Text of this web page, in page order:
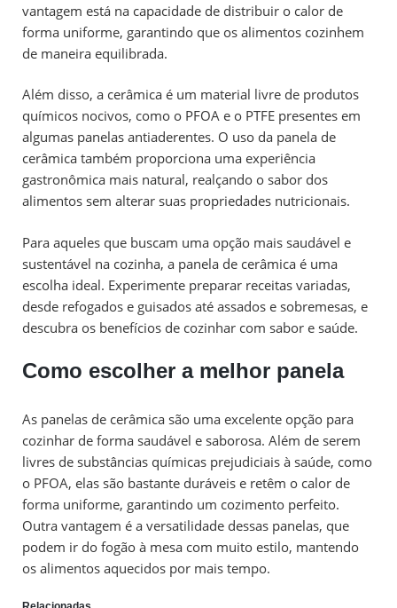
vantagem está na capacidade de distribuir o calor de
forma uniforme, garantindo que os alimentos cozinhem
de maneira equilibrada.
Além disso, a cerâmica é um material livre de produtos
químicos nocivos, como o PFOA e o PTFE presentes em
algumas panelas antiaderentes. O uso da panela de
cerâmica também proporciona uma experiência
gastronômica mais natural, realçando o sabor dos
alimentos sem alterar suas propriedades nutricionais.
Para aqueles que buscam uma opção mais saudável e
sustentável na cozinha, a panela de cerâmica é uma
escolha ideal. Experimente preparar receitas variadas,
desde refogados e guisados até assados e sobremesas, e
descubra os benefícios de cozinhar com sabor e saúde.
Como escolher a melhor panela
As panelas de cerâmica são uma excelente opção para
cozinhar de forma saudável e saborosa. Além de serem
livres de substâncias químicas prejudiciais à saúde, como
o PFOA, elas são bastante duráveis e retêm o calor de
forma uniforme, garantindo um cozimento perfeito.
Outra vantagem é a versatilidade dessas panelas, que
podem ir do fogão à mesa com muito estilo, mantendo
os alimentos aquecidos por mais tempo.